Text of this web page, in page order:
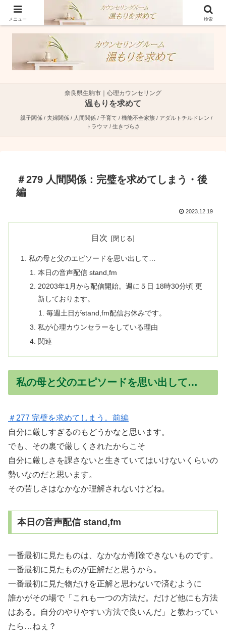
奈良県生駒市で親子関係・夫婦関係・人間関係に特化した心理カウンセラーで
す。
奈良県生駒市｜心理カウンセリング
温もりを求めて
親子関係 / 夫婦関係 / 人間関係 / 子育て / 機能不全家族 / アダルトチルドレン /
トラウマ / 生きづらさ
＃279 人間関係：完璧を求めてしまう・後
編
2023.12.19
目次
私の母と父のエピソードを思い出して…
本日の音声配信 stand,fm
20203年1月から配信開始。週に５日 18時30分頃 更
新しております。
毎週土日がstand,fm配信お休みです。
私が心理カウンセラーをしている理由
関連
私の母と父のエピソードを思い出して…
＃277 完璧を求めてしまう。前編
自分に厳しすぎるのもどうかなと思います。
でも、その裏で厳しくされたからこそ
自分に厳しさを課さないと生きていてはいけないくらいの
勢いなのだと思います。
その苦しさはなかなか理解されないけどね。
本日の音声配信 stand,fm
一番最初に見たものは、なかなか削除できないものです。
一番最初に見たものが正解だと思うから。
一番最初に見た物だけを正解と思わないで済むように
誰かがその場で「これも一つの方法だ。だけど他にも方法
はある。自分のやりやすい方法で良いんだ」と教わってい
たら…ねぇ？
メニュー 検索